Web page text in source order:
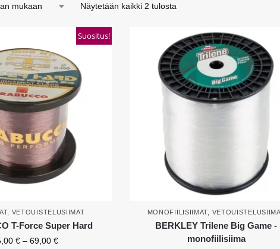
Näytetään kaikki 2 tulosta
Suositus!
, VETOUISTELUSIIMAT
T-Force Super Hard
€ – 69,00 €
MONOFIILISIIMAT
BERKLEY Trilene Big Game -
monofiilisiima